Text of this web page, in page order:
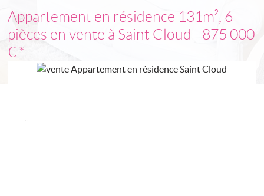
Appartement en résidence 131m², 6
pièces en vente à Saint Cloud - 875 000
€ *